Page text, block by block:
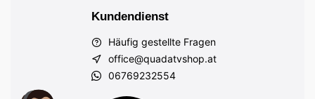
Kundendienst
Häufig gestellte Fragen
office@quadatvshop.at
06769232554